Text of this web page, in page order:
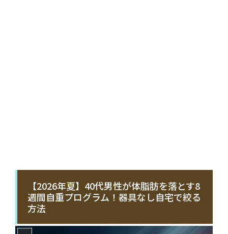
【2026年夏】40代男性が体脂肪を落とす8
週間自重プログラム！器具なし自宅で絞る
方法